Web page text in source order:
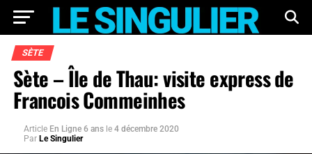
SÈTE
Sète – Île de Thau: visite express de
Francois Commeinhes
Article En Ligne 6 ans le 4 décembre 2020
Par Le Singulier